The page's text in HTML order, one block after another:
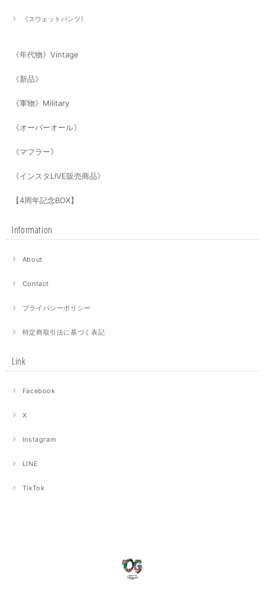
《スウェットパンツ》
《年代物》Vintage
《新品》
《軍物》Military
《オーバーオール》
《マフラー》
《インスタLIVE販売商品》
【4周年記念BOX】
Information
About
Contact
プライバシーポリシー
特定商取引法に基づく表記
Link
Facebook
X
Instagram
LINE
TikTok